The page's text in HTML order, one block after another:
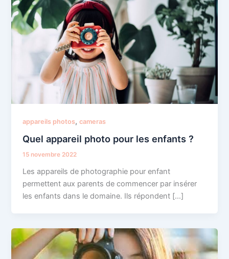
appareils photos,cameras
Quel appareil photo pour les enfants ?
15 novembre 2022
Les appareils de photographie pour enfant
permettent aux parents de commencer par insérer
les enfants dans le domaine. Ils répondent […]